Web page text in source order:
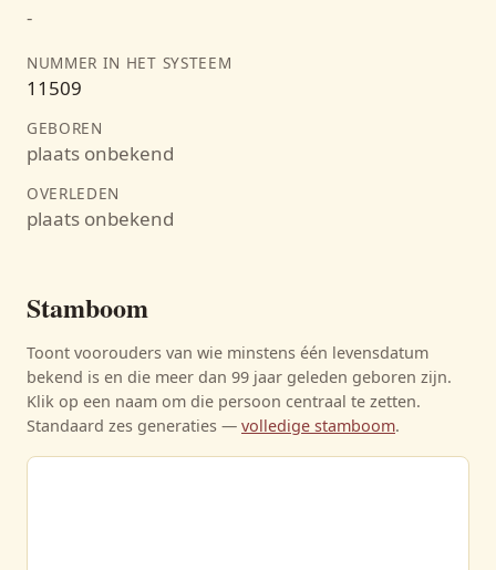
-
NUMMER IN HET SYSTEEM
11509
GEBOREN
plaats onbekend
OVERLEDEN
plaats onbekend
Stamboom
Toont voorouders van wie minstens één levensdatum
bekend is en die meer dan 99 jaar geleden geboren zijn.
Klik op een naam om die persoon centraal te zetten.
Standaard zes generaties — volledige stamboom.